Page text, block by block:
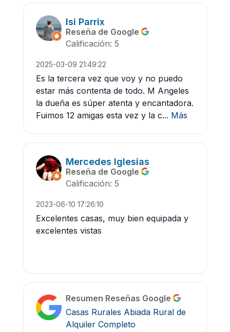
Isi Parrix
Reseña de Google
Calificación: 5
2025-03-09 21:49:22
Es la tercera vez que voy y no puedo
estar más contenta de todo. M Angeles
la dueña es súper atenta y encantadora.
Fuimos 12 amigas esta vez y la c... Más
Mercedes Iglesias
Reseña de Google
Calificación: 5
2023-06-10 17:26:10
Excelentes casas, muy bien equipada y
excelentes vistas
Resumen Reseñas Google
Casas Rurales Abiada Rural de
Alquiler Completo